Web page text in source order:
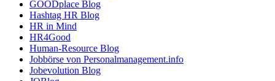
GOODplace Blog
Hashtag HR Blog
HR in Mind
HR4Good
Human-Resource Blog
Jobbörse von Personalmanagement.info
Jobevolution Blog